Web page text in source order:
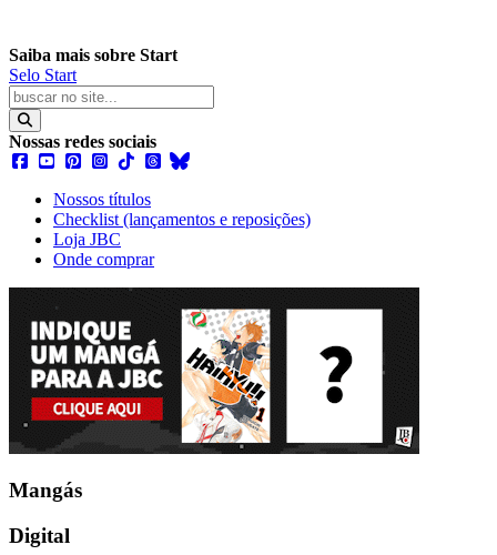
Saiba mais sobre Start
Selo Start
Nossas redes sociais
Nossos títulos
Checklist (lançamentos e reposições)
Loja JBC
Onde comprar
Mangás
Digital